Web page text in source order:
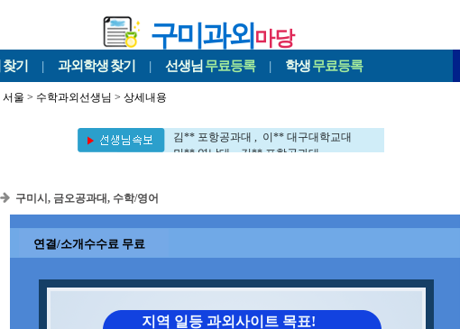
구미과외마당
찾기 | 과외학생찾기 | 선생님 무료등록 | 학생무료등록
서울 > 수학과외선생님 > 상세내용
김** 포항공과대 , 이** 대구대학교대
민** 영남대 , 김** 포항공과대
신** 포항공과대 , 차** 포항공과대
구** 경북대 , 이** 포항공과대
김** 뉴욕대
이** 포항공과대 , 김** 세멜바이스대
구미시, 금오공과대, 수학/영어
연결/소개수수료 무료
지역 일등 과외사이트 목표!